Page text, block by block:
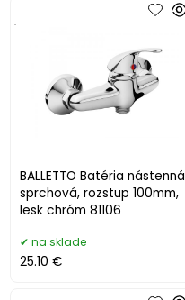
BALLETTO Batéria nástenná
sprchová, rozstup 100mm,
lesk chróm 81106
.
na sklade
25.10 €